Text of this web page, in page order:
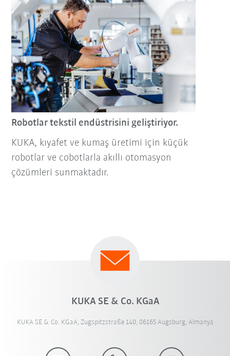
Robotlar tekstil endüstrisini geliştiriyor.
KUKA, kıyafet ve kumaş üretimi için küçük
robotlar ve cobotlarla akıllı otomasyon
çözümleri sunmaktadır.
KUKA SE & Co. KGaA
KUKA SE & Co. KGaA, Zugspitzstraße 140, 86165 Augsburg, Almanya